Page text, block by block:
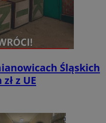
Śląskich
z UE